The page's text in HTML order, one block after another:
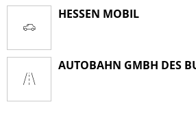
HESSEN MOBIL
AUTOBAHN GMBH DES